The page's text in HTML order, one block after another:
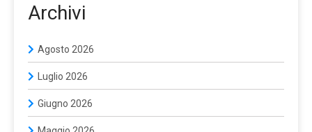
Archivi
Agosto 2026
Luglio 2026
Giugno 2026